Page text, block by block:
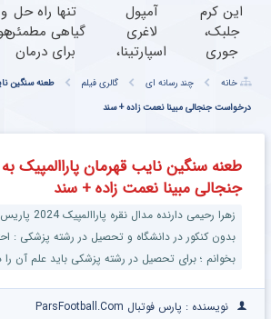
این کرم
جلبک،
جوری
صاف
میکنه
که انگار
کردی!
(تخفیف
ویژه)
آمپول
لاغری
اسپارتینا،
تومان
ارزان‌تر از
همه‌جا!
تنها راه حل
گیاهی مطمئن
برای درمان
کبدچرب(تخفیف
تا امشب)
خانه چند رسانه ای گالری فیلم
طعنه سنگین
درخواست جنجالی مبینا نعمت زاده + سند
طعنه سنگین نایب قهرمان پاراالمپیک
جنجالی مبینا نعمت زاده + سند
زهرا رحیمی
بدون کنکور در دانشگاه و تحصیل در رشته پزشکی :
بخوانم ؛ برای تحصیل در رشته پزشکی باید علم آن را
نویسنده : پارس فوتبال ParsFootball.Com